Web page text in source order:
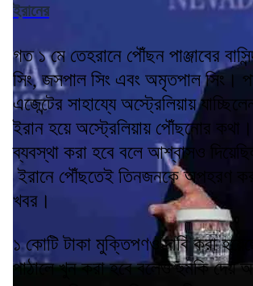
ইরানের
গত ১ মে তেহরানে পৌঁছন পাঞ্জাবের
সিং, জসপাল সিং এবং অমৃতপাল সিং।
এজেন্টের সাহায্যে অস্ট্রেলিয়ায়
ইরান হয়ে অস্ট্রেলিয়ায় পৌঁছনোর কথা।
ব্যবস্থা করা হবে বলে আশ্বাসও
ইরানে পৌঁছতেই তিনজনকে অপহরণ
খবর।
১ কোটি টাকা মুক্তিপণও দাবি করা
পাঠালে খুন করা হবে বলেও হুমকি দেয়